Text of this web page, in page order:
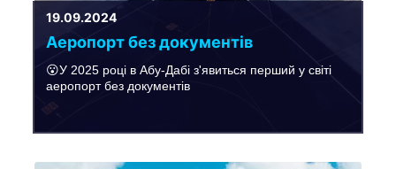
19.09.2024
Аеропорт без документів
😮У 2025 році в Абу-Дабі з'явиться перший у світі
аеропорт без документів